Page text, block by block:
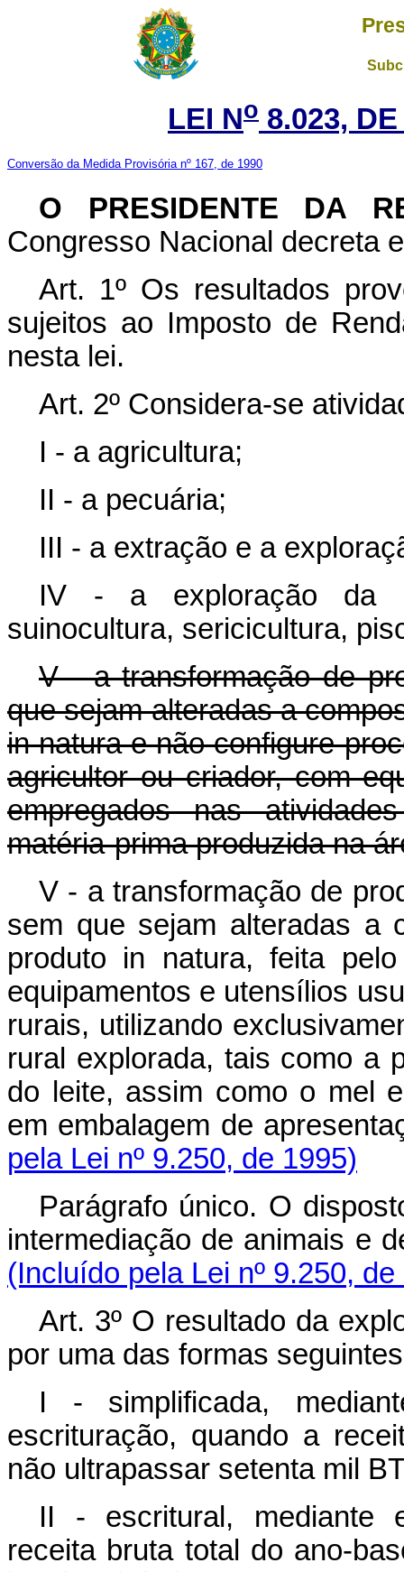
LEI No 8.023,
Conversão da Medida Provisória nº 167, de 1990
O PRESIDENTE DA
Congresso Nacional decreta
Art. 1º Os resultados
sujeitos ao Imposto de
nesta lei.
Art. 2º Considera-se
I - a agricultura;
II - a pecuária;
III - a extração e a
IV - a exploração da
suinocultura, sericicultura,
V - a transformação de
que sejam alteradas a
in natura e não configure
agricultor ou criador, com
empregados nas
matéria-prima produzida na
V - a transformação de
sem que sejam alteradas a
produto in natura, feita
equipamentos e utensílios
rurais, utilizando
rural explorada, tais como a
do leite, assim como o mel
em embalagem de
pela Lei nº 9.250, de 1995)
Parágrafo único. O
intermediação de
(Incluído pela Lei nº 9.250, de
Art. 3º O resultado da
por uma das formas
I - simplificada,
escrituração, quando a
não ultrapassar setenta mil
II - escritural, mediante
receita bruta total do ano-